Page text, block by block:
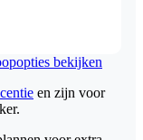
bekijken
en zijn voor